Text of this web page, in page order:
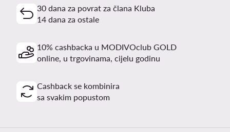
30 dana za povrat za člana Kluba
14 dana za ostale
10% cashbacka u MODIVOclub GOLD
online, u trgovinama, cijelu godinu
Cashback se kombinira
sa svakim popustom